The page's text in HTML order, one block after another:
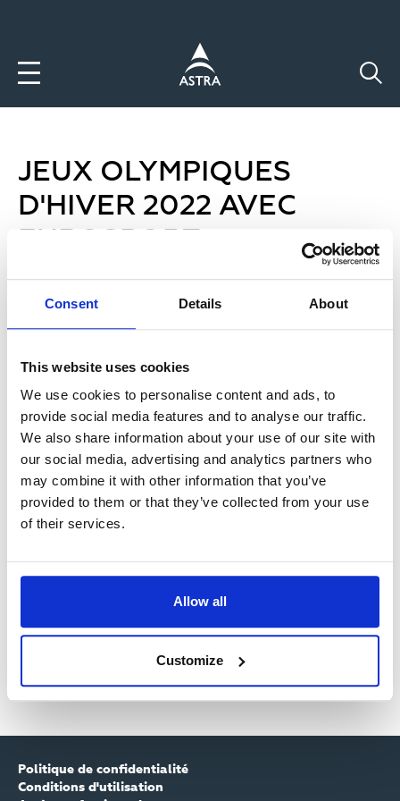
Consent Details About
This website uses cookies
We use cookies to personalise content and ads, to
provide social media features and to analyse our traffic.
We also share information about your use of our site with
our social media, advertising and analytics partners who
may combine it with other information that you’ve
provided to them or that they’ve collected from your use
of their services.
Allow all
Customize
principal
JEUX OLYMPIQUES
D'HIVER 2022 AVEC
04 Fév 2022
Jeux Olympiques d'Hiver en
direct et en 4K* avec EUROSPORT
sur le canal évènement 4K !
Politique de confidentialité
Conditions d'utilisation